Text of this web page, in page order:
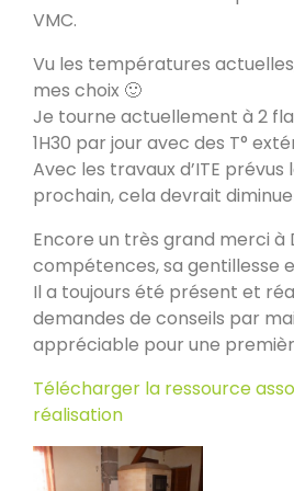
PDM L
Éternoz 25330
Modèle L sans
Saint-Jean-de-
oxalis L
Piégros-la-Clastre
Fleurus
PDM Oxalibre XL
VMC.
Vu les températures
mes choix 🙂
Je tourne actuellement à 2
1H30 par jour avec des T°
Avec les travaux d’ITE
prochain, cela devrait
Encore un très grand merci à
compétences, sa gentillesse
Il a toujours été présent et
demandes de conseils par
appréciable pour une
Télécharger la ressource
réalisation